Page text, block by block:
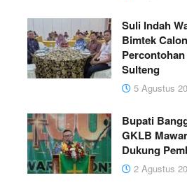
Suli Indah
Bimtek
Sulteng
5 Agustus
Bupati
GKLB
Dukung
2 Agustus